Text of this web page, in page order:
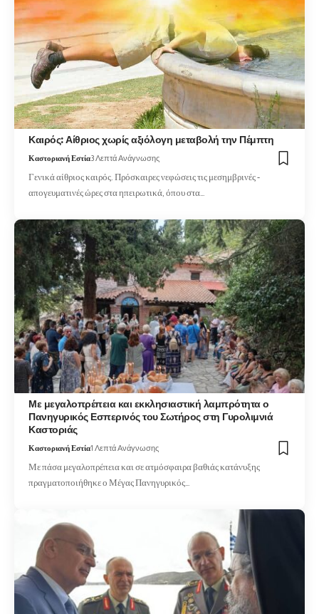
Καιρός: Αίθριος χωρίς αξιόλογη μεταβολή την Πέμπτη
Καστοριανή Εστία3 Λεπτά Ανάγνωσης
Γενικά αίθριος καιρός. Πρόσκαιρες νεφώσεις τις μεσημβρινές -
απογευματινές ώρες στα ηπειρωτικά, όπου στα…
Με μεγαλοπρέπεια και εκκλησιαστική λαμπρότητα ο
Πανηγυρικός Εσπερινός του Σωτήρος στη Γυρολιμνιά
Καστοριάς
Καστοριανή Εστία1 Λεπτά Ανάγνωσης
Με πάσα μεγαλοπρέπεια και σε ατμόσφαιρα βαθιάς κατάνυξης
πραγματοποιήθηκε ο Μέγας Πανηγυρικός…